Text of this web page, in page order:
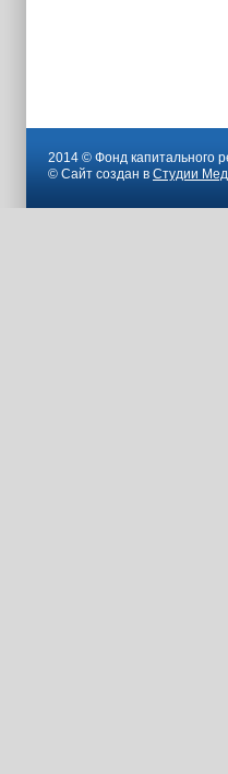
2014 © Фонд капитального
© Сайт создан в Студии